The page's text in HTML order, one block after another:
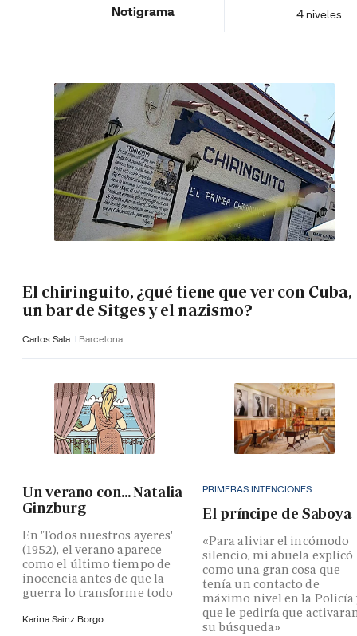
Notigrama 4 niveles
El chiringuito, ¿qué tiene que ver con Cuba,
un bar de Sitges y el nazismo?
Carlos Sala Barcelona
Un verano con... Natalia
Ginzburg
En 'Todos nuestros ayeres'
(1952), el verano aparece
como el último tiempo de
inocencia antes de que la
guerra lo transforme todo
Karina Sainz Borgo
PRIMERAS INTENCIONES
El príncipe de Saboya
«Para aliviar el incómodo
silencio, mi abuela explicó
como una gran cosa que
tenía un contacto de
máximo nivel en la Policía
que le pediría que
su búsqueda»